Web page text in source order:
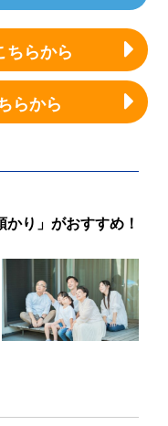
ちらから
らから
り」がおすすめ！